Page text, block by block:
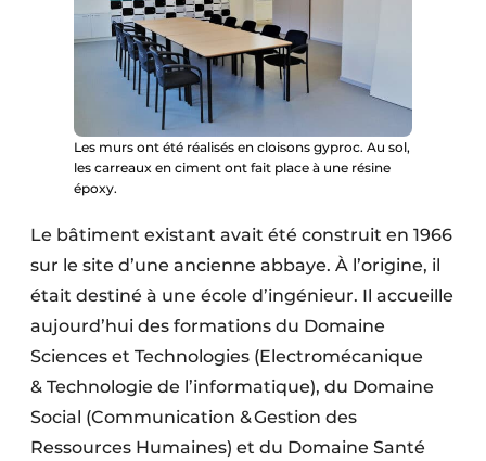
Sécurité incendie
Techniques ferroviaires
Travaux ferroviaires
Les murs ont été réalisés en cloisons gyproc. Au sol,
les carreaux en ciment ont fait place à une résine
époxy.
Le bâtiment existant avait été construit en 1966
sur le site d’une ancienne abbaye. À l’origine, il
était destiné à une école d’ingénieur. Il accueille
aujourd’hui des formations du Domaine
Sciences et Technologies (Electromécanique
& Technologie de l’informatique), du Domaine
Social (Communication & Gestion des
Ressources Humaines) et du Domaine Santé